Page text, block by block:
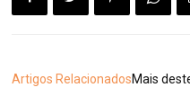
Artigos RelacionadosMais